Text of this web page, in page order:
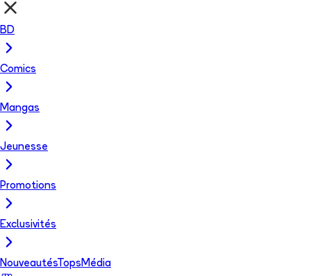
BD
Comics
Mangas
Jeunesse
Promotions
Exclusivités
NouveautésTops Média